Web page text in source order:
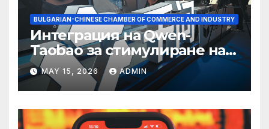
BULGARIAN-CHINESE CHAMBER OF COMMERCE AND INDUSTRY
Интеграция на Qwen-
Taobao за стимулиране на
пазаруването 618
MAY 15, 2026 ADMIN